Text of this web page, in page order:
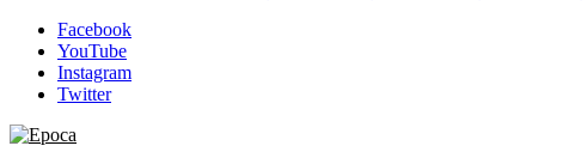
Facebook
YouTube
Instagram
Twitter